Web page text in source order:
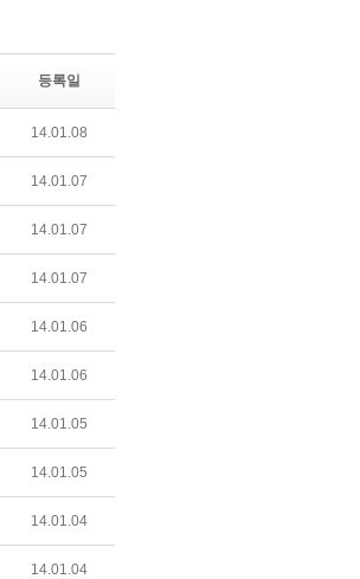
등록일
14.01.08
14.01.07
14.01.07
14.01.07
14.01.06
14.01.06
14.01.05
14.01.05
14.01.04
14.01.04